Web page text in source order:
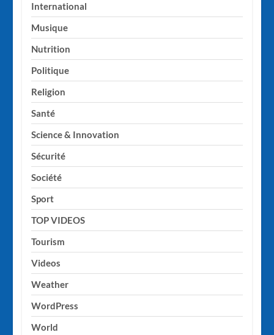
International
Musique
Nutrition
Politique
Religion
Santé
Science & Innovation
Sécurité
Société
Sport
TOP VIDEOS
Tourism
Videos
Weather
WordPress
World